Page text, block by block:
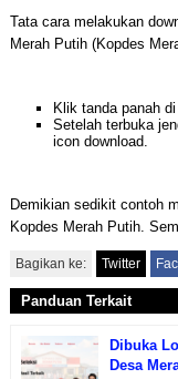
Tata cara melakukan
Merah Putih (Kopdes
Klik tanda panah
Setelah terbuka
icon download.
Demikian sedikit contoh
Kopdes Merah Putih.
Bagikan ke: Twitter
Panduan Terkait
Dibuka
Desa